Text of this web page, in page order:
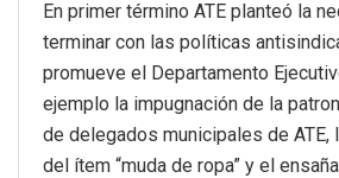
En primer término ATE planteó la
terminar con las políticas
promueve el Departamento
ejemplo la impugnación de la
de delegados municipales de ATE,
del ítem “muda de ropa” y el